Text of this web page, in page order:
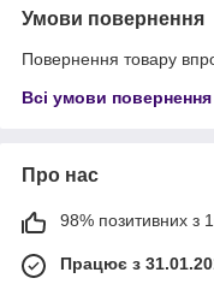
Умови повернення
Повернення товару
Всі умови повернення
Про нас
98% позитивних з
Працює з